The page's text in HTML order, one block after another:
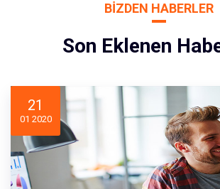
BIZDEN HABERLER
Son Eklenen
21
01 2020